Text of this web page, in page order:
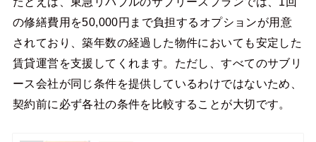
の修繕費用を50,000円まで負担するオプションが用意
されており、築年数の経過した物件においても安定した
賃貸運営を支援してくれます。ただし、すべてのサブリ
ース会社が同じ条件を提供しているわけではないため、
契約前に必ず各社の条件を比較することが大切です。